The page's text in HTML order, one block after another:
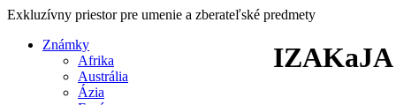
Exkluzívny priestor pre umenie a zberateľské predmety
Známky
Afrika
Austrália
Ázia
IZAKaJA